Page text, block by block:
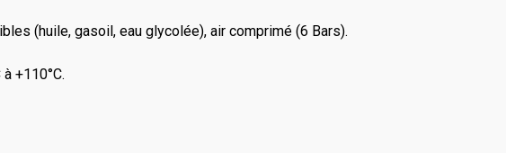
(huile, gasoil, eau glycolée), air comprimé (6 Bars).
à +110°C.